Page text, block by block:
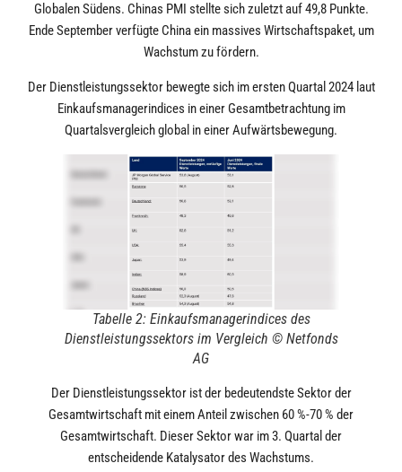
Globalen Südens. Chinas PMI stellte sich zuletzt auf 49,8 Punkte.
Ende September verfügte China ein massives Wirtschaftspaket, um
Wachstum zu fördern.
Der Dienstleistungssektor bewegte sich im ersten Quartal 2024 laut
Einkaufsmanagerindices in einer Gesamtbetrachtung im
Quartalsvergleich global in einer Aufwärtsbewegung.
Tabelle 2: Einkaufsmanagerindices des
Dienstleistungssektors im Vergleich © Netfonds
AG
Der Dienstleistungssektor ist der bedeutendste Sektor der
Gesamtwirtschaft mit einem Anteil zwischen 60 %-70 % der
Gesamtwirtschaft. Dieser Sektor war im 3. Quartal der
entscheidende Katalysator des Wachstums.